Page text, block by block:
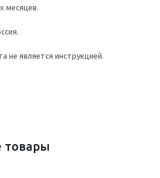
месяцев.
не является инструкцией.
товары